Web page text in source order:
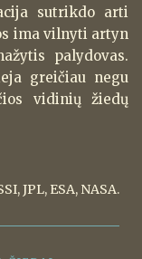
sutrikdo arti
ima vilnyti artyn
palydovas.
greičiau negu
vidinių žiedų
JPL, ESA, NASA.